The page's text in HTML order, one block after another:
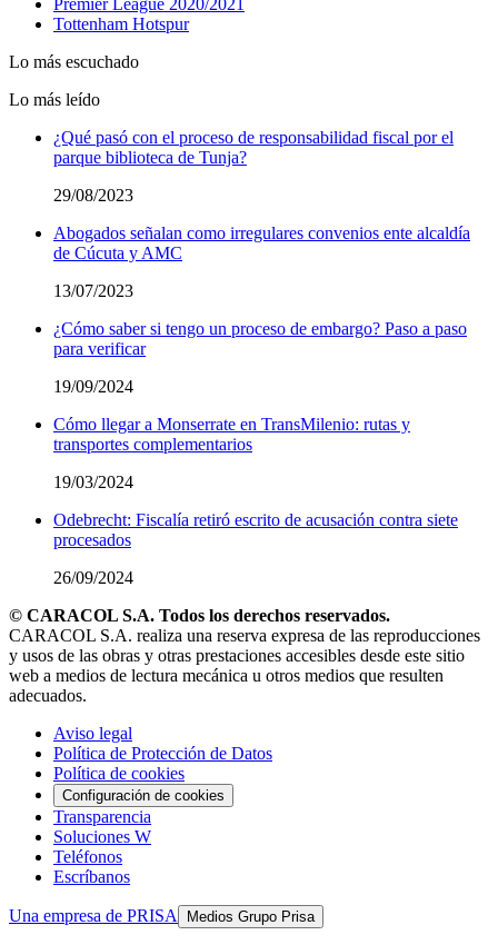
Premier League 2020/2021
Tottenham Hotspur
Lo más escuchado
Lo más leído
¿Qué pasó con el proceso de responsabilidad fiscal por el
parque biblioteca de Tunja?
29/08/2023
Abogados señalan como irregulares convenios ente alcaldía
de Cúcuta y AMC
13/07/2023
¿Cómo saber si tengo un proceso de embargo? Paso a paso
para verificar
19/09/2024
Cómo llegar a Monserrate en TransMilenio: rutas y
transportes complementarios
19/03/2024
Odebrecht: Fiscalía retiró escrito de acusación contra siete
procesados
26/09/2024
© CARACOL S.A. Todos los derechos reservados.
CARACOL S.A. realiza una reserva expresa de las reproducciones
y usos de las obras y otras prestaciones accesibles desde este sitio
web a medios de lectura mecánica u otros medios que resulten
adecuados.
Aviso legal
Política de Protección de Datos
Política de cookies
Configuración de cookies
Transparencia
Soluciones W
Teléfonos
Escríbanos
Una empresa de PRISA Medios Grupo Prisa